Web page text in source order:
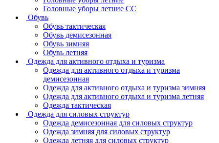
Головные уборы летние СС
Обувь
Обувь тактическая
Обувь демисезонная
Обувь зимняя
Обувь летняя
Одежда для активного отдыха и туризма
Одежда для активного отдыха и туризма
демисезонная
Одежда для активного отдыха и туризма зимняя
Одежда для активного отдыха и туризма летняя
Одежда тактическая
Одежда для силовых структур
Одежда демисезонная для силовых структур
Одежда зимняя для силовых структур
Одежда летняя для силовых структур